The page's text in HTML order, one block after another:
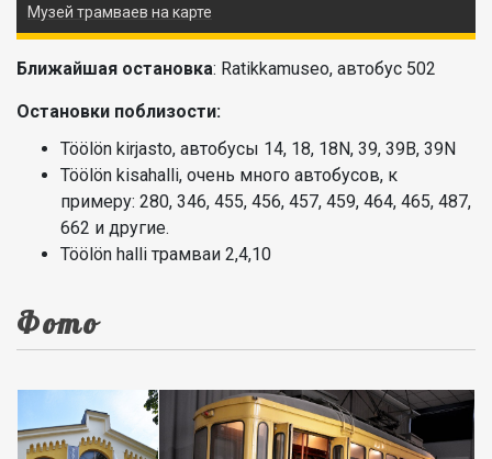
Музей трамваев на карте
Ближайшая остановка: Ratikkamuseo, автобус 502
Остановки поблизости:
Töölön kirjasto, автобусы 14, 18, 18N, 39, 39B, 39N
Töölön kisahalli, очень много автобусов, к
примеру: 280, 346, 455, 456, 457, 459, 464, 465, 487,
662 и другие.
Töölön halli трамваи 2,4,10
Фото